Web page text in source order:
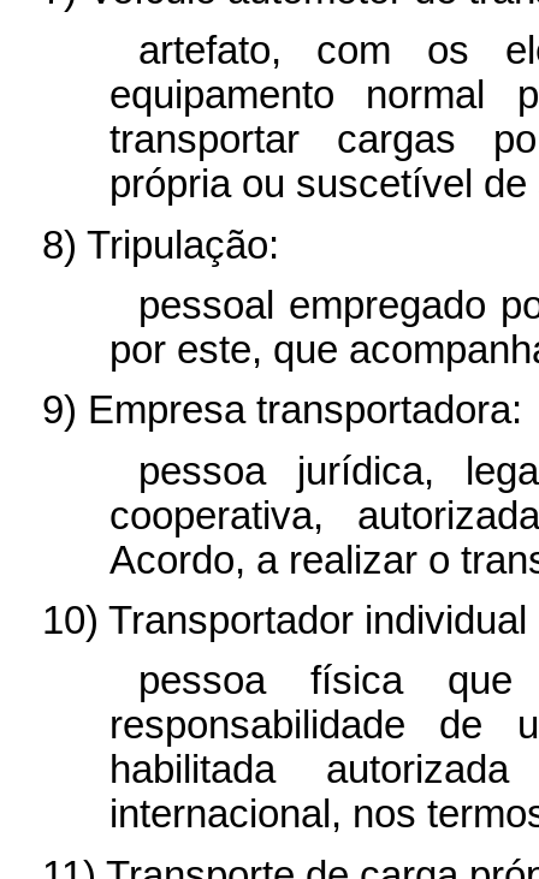
artefato, com os
equipamento normal
transportar cargas
própria ou suscetível
8) Tripulação:
pessoal empregado
por este, que
9) Empresa transportadora:
pessoa jurídica,
cooperativa,
Acordo, a realizar o
10) Transportador
pessoa física
responsabilidade de
habilitada
internacional, nos